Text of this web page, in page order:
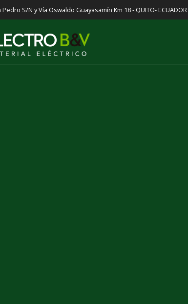
Pedro S/N y Vía Oswaldo Guayasamín Km 18 - QUITO- ECUADOR